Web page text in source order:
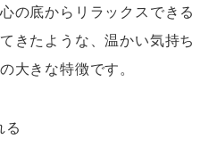
の底からリラックスできる
きたような、温かい気持ち
大きな特徴です。
る